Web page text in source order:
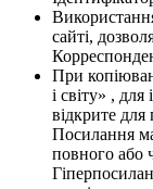
сайті,
При
і світу» ,
відкрите
Посилання
повного або